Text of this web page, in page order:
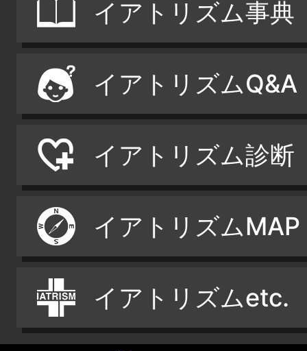
イアトリズム事典
イアトリズムQ&A
イアトリズム診断
イアトリズムMAP
イアトリズムetc.